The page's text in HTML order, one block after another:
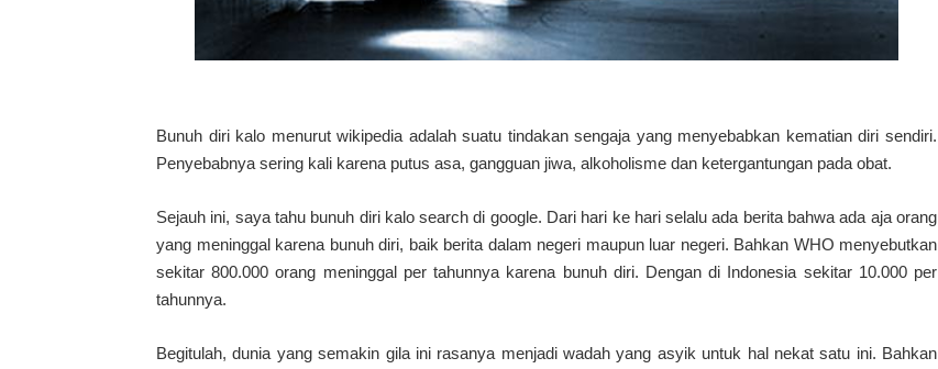
Bunuh diri kalo menurut wikipedia adalah suatu tindakan sengaja yang menyebabkan kematian diri sendiri.
Penyebabnya sering kali karena putus asa, gangguan jiwa, alkoholisme dan ketergantungan pada obat.
Sejauh ini, saya tahu bunuh diri kalo search di google. Dari hari ke hari selalu ada berita bahwa ada aja orang
yang meninggal karena bunuh diri, baik berita dalam negeri maupun luar negeri. Bahkan WHO menyebutkan
sekitar 800.000 orang meninggal per tahunnya karena bunuh diri. Dengan di Indonesia sekitar 10.000 per
tahunnya.
Begitulah, dunia yang semakin gila ini rasanya menjadi wadah yang asyik untuk hal nekat satu ini. Bahkan